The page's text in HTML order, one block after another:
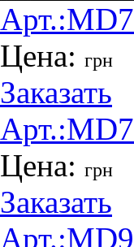
Арт.:
Цена: грн
Заказать
Арт.:
Цена: грн
Заказать
Арт.: